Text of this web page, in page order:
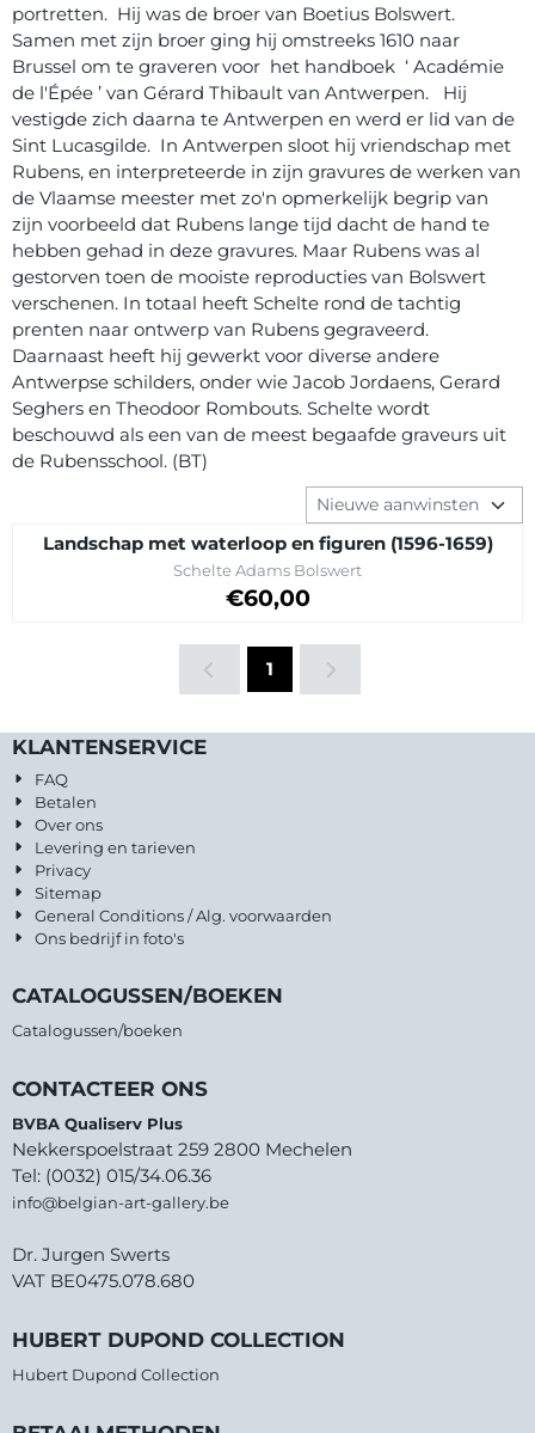
portretten. Hij was de broer van Boetius Bolswert.
Samen met zijn broer ging hij omstreeks 1610 naar
Brussel om te graveren voor het handboek ‘ Académie
de l'Épée ’ van Gérard Thibault van Antwerpen. Hij
vestigde zich daarna te Antwerpen en werd er lid van de
Sint Lucasgilde. In Antwerpen sloot hij vriendschap met
Rubens, en interpreteerde in zijn gravures de werken van
de Vlaamse meester met zo'n opmerkelijk begrip van
zijn voorbeeld dat Rubens lange tijd dacht de hand te
hebben gehad in deze gravures. Maar Rubens was al
gestorven toen de mooiste reproducties van Bolswert
verschenen. In totaal heeft Schelte rond de tachtig
prenten naar ontwerp van Rubens gegraveerd.
Daarnaast heeft hij gewerkt voor diverse andere
Antwerpse schilders, onder wie Jacob Jordaens, Gerard
Seghers en Theodoor Rombouts. Schelte wordt
beschouwd als een van de meest begaafde graveurs uit
de Rubensschool. (BT)
Sorteermethode
Landschap met waterloop en figuren (1596-1659)
Merk:
Schelte Adams Bolswert
Prijs: 60,00
€60,00
1
KLANTENSERVICE
FAQ
Betalen
Over ons
Levering en tarieven
Privacy
Sitemap
General Conditions / Alg. voorwaarden
Ons bedrijf in foto's
CATALOGUSSEN/BOEKEN
Catalogussen/boeken
CONTACTEER ONS
BVBA Qualiserv Plus
Nekkerspoelstraat 259 2800 Mechelen
Tel: (0032) 015/34.06.36
info@belgian-art-gallery.be
Dr. Jurgen Swerts
VAT BE0475.078.680
HUBERT DUPOND COLLECTION
Hubert Dupond Collection